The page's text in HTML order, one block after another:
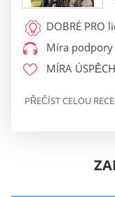
DOBRÉ PRO
Míra podpory
MÍRA
PŘEČÍST CELOU